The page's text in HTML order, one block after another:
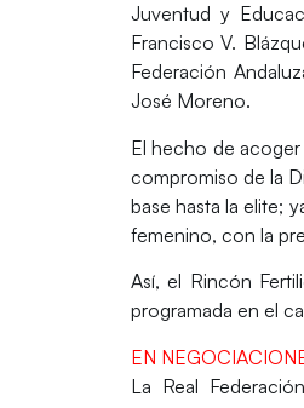
Juventud y
Francisco V.
Federación
José Moreno.
El hecho de
compromiso de la
base hasta la elite;
femenino, con la
Así, el Rincón
programada en el
EN
La Real